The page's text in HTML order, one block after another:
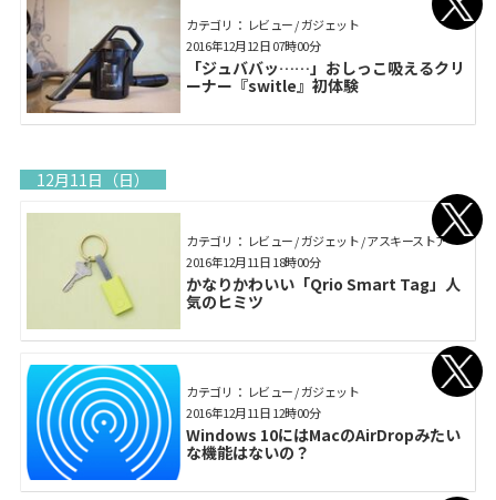
カテゴリ： レビュー / ガジェット
「ジュババッ……」おしっこ吸えるクリ
ーナー『switle』初体験
2016年12月12日 07時00分
12月11日（日）
カテゴリ： レビュー / ガジェット / アスキーストア
かなりかわいい「Qrio Smart Tag」人
気のヒミツ
2016年12月11日 18時00分
カテゴリ： レビュー / ガジェット
Windows 10にはMacのAirDropみたい
な機能はないの？
2016年12月11日 12時00分